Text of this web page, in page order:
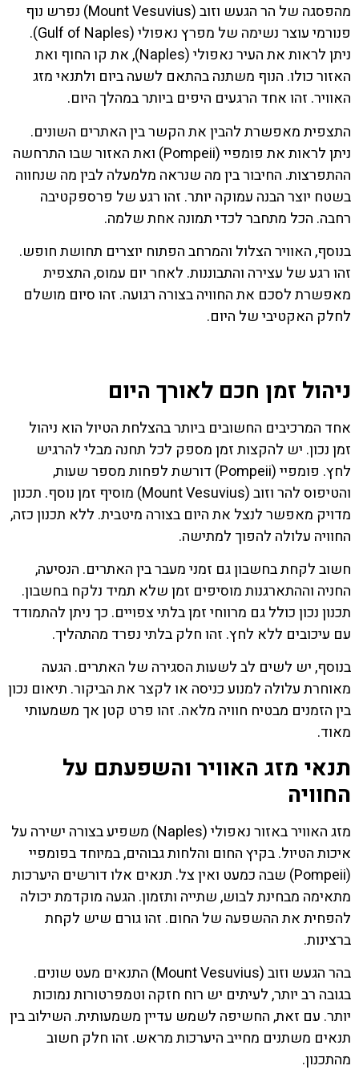
מהפסגה של הר הגעש וזוב (Mount Vesuvius) נפרש נוף
פנורמי עוצר נשימה של מפרץ נאפולי (Gulf of Naples).
ניתן לראות את העיר נאפולי (Naples), את קו החוף ואת
האזור כולו. הנוף משתנה בהתאם לשעה ביום ולתנאי מזג
האוויר. זהו אחד הרגעים היפים ביותר במהלך היום.
התצפית מאפשרת להבין את הקשר בין האתרים השונים.
ניתן לראות את פומפיי (Pompeii) ואת האזור שבו התרחשה
ההתפרצות. החיבור בין מה שנראה מלמעלה לבין מה שנחווה
בשטח יוצר הבנה עמוקה יותר. זהו רגע של פרספקטיבה
רחבה. הכל מתחבר לכדי תמונה אחת שלמה.
בנוסף, האוויר הצלול והמרחב הפתוח יוצרים תחושת חופש.
זהו רגע של עצירה והתבוננות. לאחר יום עמוס, התצפית
מאפשרת לסכם את החוויה בצורה רגועה. זהו סיום מושלם
לחלק האקטיבי של היום.
ניהול זמן חכם לאורך היום
אחד המרכיבים החשובים ביותר בהצלחת הטיול הוא ניהול
זמן נכון. יש להקצות זמן מספק לכל תחנה מבלי להרגיש
לחץ. פומפיי (Pompeii) דורשת לפחות מספר שעות,
והטיפוס להר וזוב (Mount Vesuvius) מוסיף זמן נוסף. תכנון
מדויק מאפשר לנצל את היום בצורה מיטבית. ללא תכנון כזה,
החוויה עלולה להפוך למתישה.
חשוב לקחת בחשבון גם זמני מעבר בין האתרים. הנסיעה,
החניה וההתארגנות מוסיפים זמן שלא תמיד נלקח בחשבון.
תכנון נכון כולל גם מרווחי זמן בלתי צפויים. כך ניתן להתמודד
עם עיכובים ללא לחץ. זהו חלק בלתי נפרד מהתהליך.
בנוסף, יש לשים לב לשעות הסגירה של האתרים. הגעה
מאוחרת עלולה למנוע כניסה או לקצר את הביקור. תיאום נכון
בין הזמנים מבטיח חוויה מלאה. זהו פרט קטן אך משמעותי
מאוד.
תנאי מזג האוויר והשפעתם על
החוויה
מזג האוויר באזור נאפולי (Naples) משפיע בצורה ישירה על
איכות הטיול. בקיץ החום והלחות גבוהים, במיוחד בפומפיי
(Pompeii) שבה כמעט ואין צל. תנאים אלו דורשים היערכות
מתאימה מבחינת לבוש, שתייה ותזמון. הגעה מוקדמת יכולה
להפחית את ההשפעה של החום. זהו גורם שיש לקחת
ברצינות.
בהר הגעש וזוב (Mount Vesuvius) התנאים מעט שונים.
בגובה רב יותר, לעיתים יש רוח חזקה וטמפרטורות נמוכות
יותר. עם זאת, החשיפה לשמש עדיין משמעותית. השילוב בין
תנאים משתנים מחייב היערכות מראש. זהו חלק חשוב
מהתכנון.